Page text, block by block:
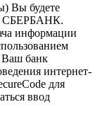
Вы будете
СБЕРБАНК.
информации
Ваш банк
интернет-
для
ввод